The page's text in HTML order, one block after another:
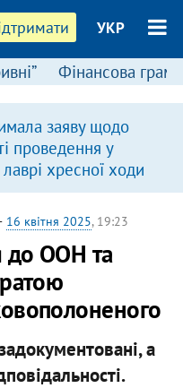
УКР
Фінансова
заяву щодо
проведення у
лаврі хресної ходи
16 квітня 2025, 19:23
до ООН та
а